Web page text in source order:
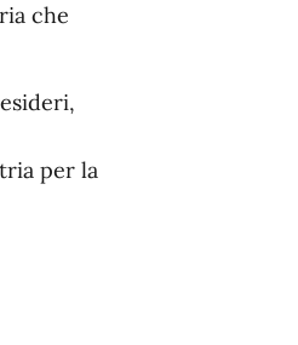
che
per la